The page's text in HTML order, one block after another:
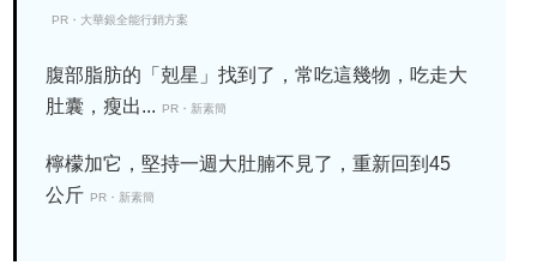
PR・大華銀全能行銷方案
腹部脂肪的「剋星」找到了，常吃這幾物，吃走大
肚囊，瘦出...
PR・新素簡
檸檬加它，堅持一週大肚腩不見了，重新回到45
公斤 PR・新素簡